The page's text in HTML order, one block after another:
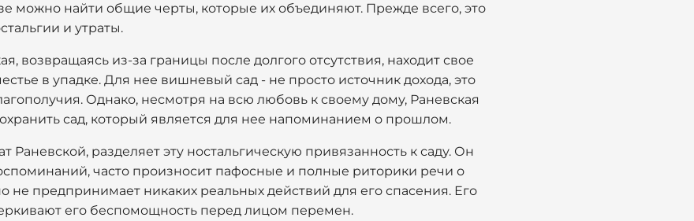
можно найти общие черты, которые их объединяют. Прежде всего, это
и утраты.
возвращаясь из-за границы после долгого отсутствия, находит свое
в упадке. Для нее вишневый сад - не просто источник дохода, это
Однако, несмотря на всю любовь к своему дому, Раневская
сад, который является для нее напоминанием о прошлом.
Раневской, разделяет эту ностальгическую привязанность к саду. Он
часто произносит пафосные и полные риторики речи о
не предпринимает никаких реальных действий для его спасения. Его
его беспомощность перед лицом перемен.